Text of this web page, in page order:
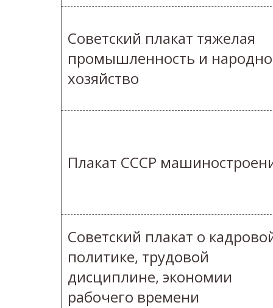
Советский плакат тяжелая
промышленность и
хозяйство
Плакат СССР
Советский плакат о
политике, трудовой
дисциплине, экономии
рабочего времени